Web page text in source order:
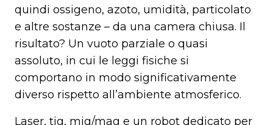
quindi ossigeno, azoto, umidità, particolato
e altre sostanze – da una camera chiusa. Il
risultato? Un vuoto parziale o quasi
assoluto, in cui le leggi fisiche si
comportano in modo significativamente
diverso rispetto all’ambiente atmosferico.
Laser, tig, mig/mag e un robot dedicato per